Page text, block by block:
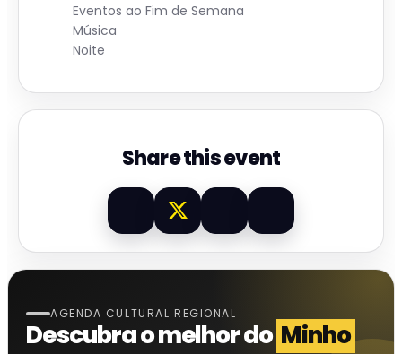
Eventos ao Fim de Semana
Música
Noite
Share this event
AGENDA CULTURAL REGIONAL
Descubra o melhor do Minho